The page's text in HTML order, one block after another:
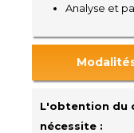
Analyse et
L'obtention du
nécessite :